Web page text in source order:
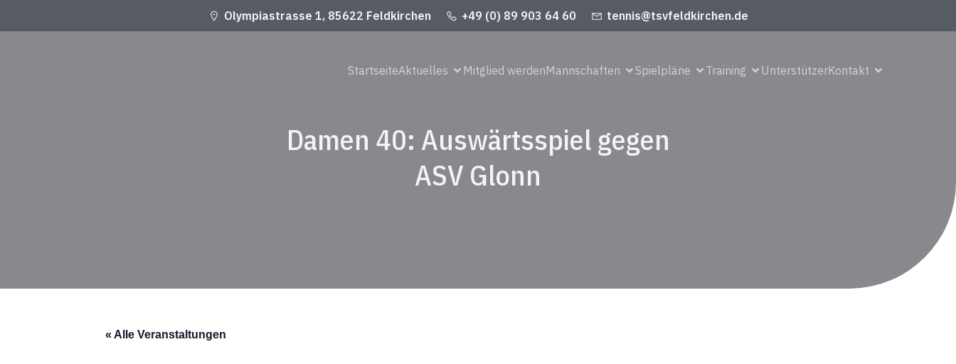
Olympiastrasse 1, 85622 Feldkirchen +49 (0) 89 903 64 60 tennis@tsvfeldkirchen.de
StartseiteAktuelles Mitglied werdenMannschaften Spielpläne Training UnterstützerKontakt
Damen 40: Auswärtsspiel gegen
ASV Glonn
« Alle Veranstaltungen